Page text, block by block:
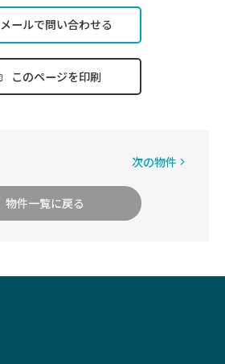
メールで問い合わせる
このページを印刷
物件一覧に戻る
次の物件